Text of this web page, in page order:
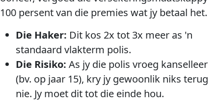
100 persent van die premies wat jy betaal het.
Die Haker: Dit kos 2x tot 3x meer as 'n
standaard vlakterm polis.
Die Risiko: As jy die polis vroeg kanselleer
(bv. op jaar 15), kry jy gewoonlik niks terug
nie. Jy moet dit tot die einde hou.